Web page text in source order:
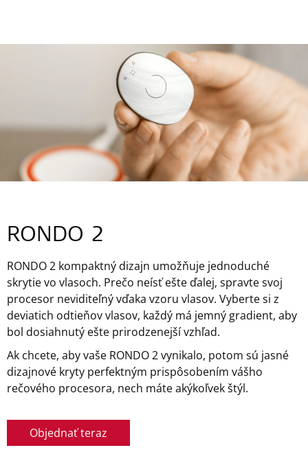
RONDO 2
RONDO 2 kompaktný dizajn umožňuje jednoduché
skrytie vo vlasoch. Prečo neísť ešte ďalej, spravte svoj
procesor neviditeľný vďaka vzoru vlasov. Vyberte si z
deviatich odtieňov vlasov, každý má jemný gradient, aby
bol dosiahnutý ešte prirodzenejší vzhľad.
Ak chcete, aby vaše RONDO 2 vynikalo, potom sú jasné
dizajnové kryty perfektným prispôsobením vášho
rečového procesora, nech máte akýkoľvek štýl.
Objednať teraz